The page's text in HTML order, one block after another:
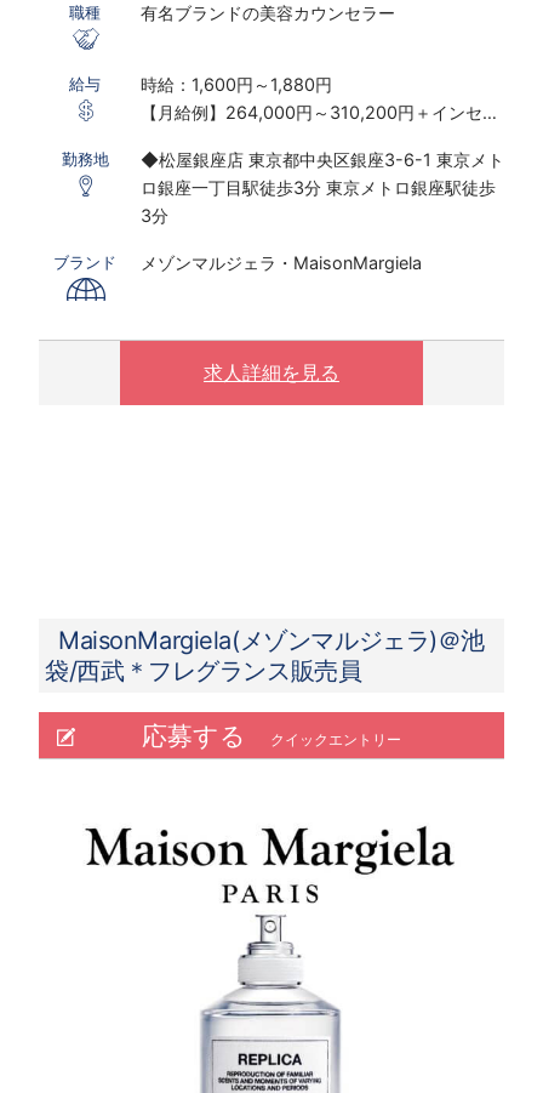
職種 有名ブランドの美容カウンセラー
給与
時給：1,600円～1,880円
【月給例】264,000円～310,200円＋インセン
※実働7.5ｈ×22日勤務の場合
※研修期間あり
※時給は経験・スキルにより決定いたします
〇下記の場合は、割増した時給をお支払いしま
※ 実働8時間以上は1.25倍
※ 夜10時以降は1.25倍
勤務地
◆松屋銀座店 東京都中央区銀座3-6-1 東京メト
ロ銀座一丁目駅徒歩3分 東京メトロ銀座駅徒歩
3分
ブランド メゾンマルジェラ・MaisonMargiela
求人詳細を見る
MaisonMargiela(メゾンマルジェラ)＠池
袋/西武＊フレグランス販売員
応募する クイックエントリー